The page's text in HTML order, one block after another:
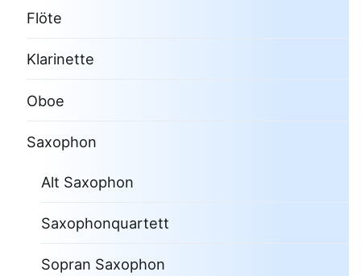
Flöte
Klarinette
Oboe
Saxophon
Alt Saxophon
Saxophonquartett
Sopran Saxophon